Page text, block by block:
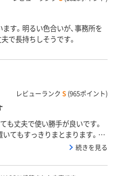
す。明るい色合いが、事務所を
で長持ちしそうです。
レビューランク S (965ポイント)
も丈夫で使い勝手が良いです。
てもすっきりまとまります。色
書類の仕分けにも便利です。価
続きを見る